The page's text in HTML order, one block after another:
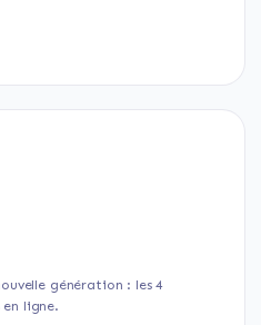
génération : les 4
en ligne.